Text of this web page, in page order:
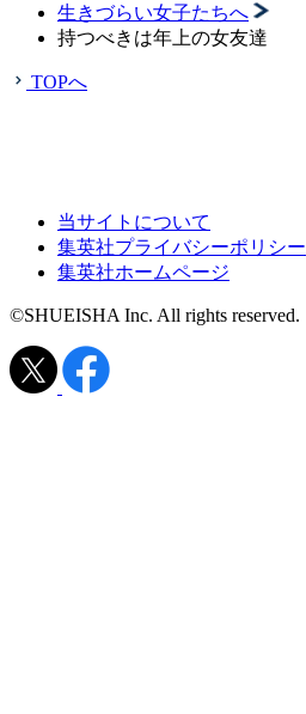
生きづらい女子たちへ
持つべきは年上の女友達
TOPへ
当サイトについて
集英社プライバシーポリシー
集英社ホームページ
©SHUEISHA Inc. All rights reserved.